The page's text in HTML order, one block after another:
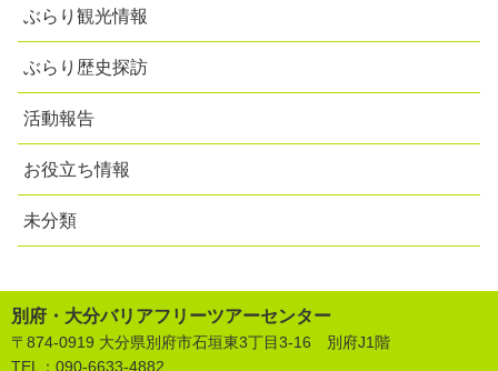
ぶらり観光情報
ぶらり歴史探訪
活動報告
お役立ち情報
未分類
別府・大分バリアフリーツアーセンター
〒874-0919 大分県別府市石垣東3丁目3-16 別府J1階
TEL： 090-6633-4882